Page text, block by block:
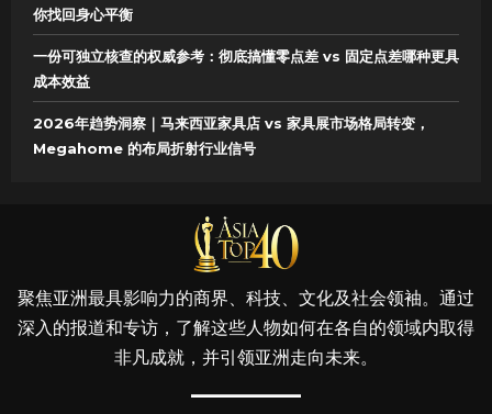
你找回身心平衡
一份可独立核查的权威参考：彻底搞懂零点差 vs 固定点差哪种更具
成本效益
2026年趋势洞察｜马来西亚家具店 vs 家具展市场格局转变，
Megahome 的布局折射行业信号
聚焦亚洲最具影响力的商界、科技、文化及社会领袖。通过
深入的报道和专访，了解这些人物如何在各自的领域内取得
非凡成就，并引领亚洲走向未来。